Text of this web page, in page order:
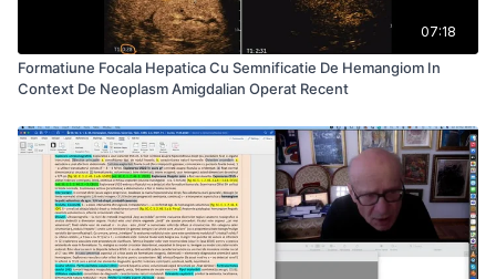
07:18
Formatiune Focala Hepatica Cu Semnificatie De Hemangiom In
Context De Neoplasm Amigdalian Operat Recent